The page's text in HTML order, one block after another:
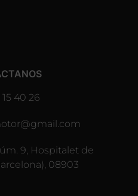
40 26
9, Hospitalet de
08903